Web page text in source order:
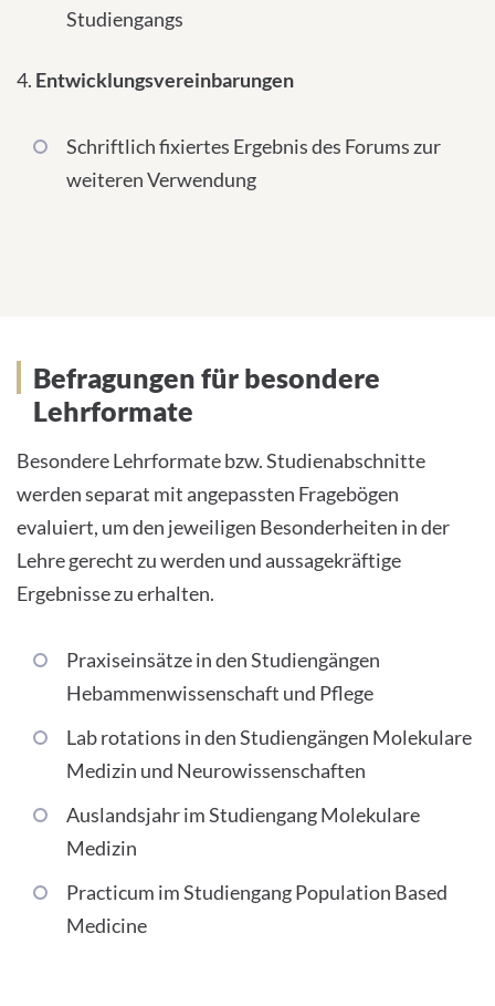
Studiengangs
4. Entwicklungsvereinbarungen
Schriftlich fixiertes Ergebnis des Forums zur
weiteren Verwendung
Befragungen für besondere
Lehrformate
Besondere Lehrformate bzw. Studienabschnitte
werden separat mit angepassten Fragebögen
evaluiert, um den jeweiligen Besonderheiten in der
Lehre gerecht zu werden und aussagekräftige
Ergebnisse zu erhalten.
Praxiseinsätze in den Studiengängen
Hebammenwissenschaft und Pflege
Lab rotations in den Studiengängen Molekulare
Medizin und Neurowissenschaften
Auslandsjahr im Studiengang Molekulare
Medizin
Practicum im Studiengang Population Based
Medicine